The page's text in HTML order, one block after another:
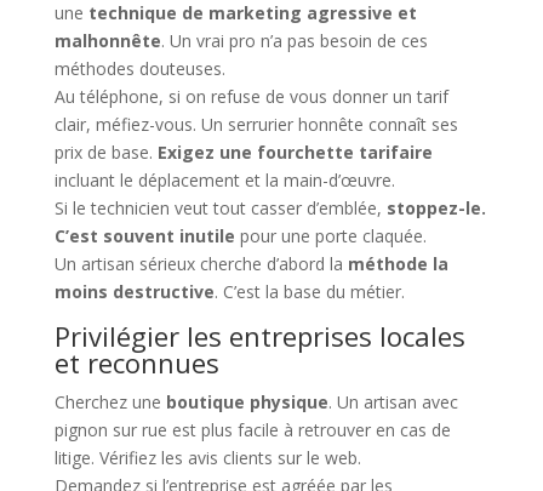
une technique de marketing agressive et
malhonnête. Un vrai pro n’a pas besoin de ces
méthodes douteuses.
Au téléphone, si on refuse de vous donner un tarif
clair, méfiez-vous. Un serrurier honnête connaît ses
prix de base. Exigez une fourchette tarifaire
incluant le déplacement et la main-d’œuvre.
Si le technicien veut tout casser d’emblée, stoppez-le.
C’est souvent inutile pour une porte claquée.
Un artisan sérieux cherche d’abord la méthode la
moins destructive. C’est la base du métier.
Privilégier les entreprises locales
et reconnues
Cherchez une boutique physique. Un artisan avec
pignon sur rue est plus facile à retrouver en cas de
litige. Vérifiez les avis clients sur le web.
Demandez si l’entreprise est agréée par les